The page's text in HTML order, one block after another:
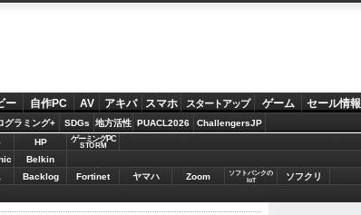
ー 自作PC AV アキバ スマホ スタートアップ ゲーム セール情報
グラミング+ SDGs 地方活性 PUACL2026 ChallengersJP
HP ゲーミングPC
STORM
Belkin
Backlog Fortinet ヤマハ Zoom
ソフトバンクの
IoT
ソフクリ